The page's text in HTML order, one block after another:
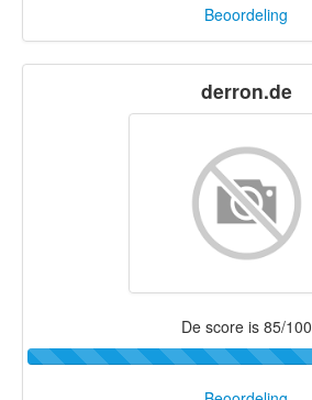
Beoordeling
derron.de
De score is 85/100